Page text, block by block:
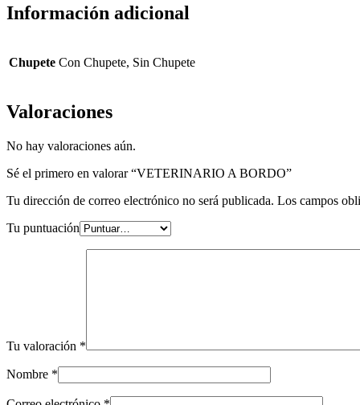
Información adicional
Chupete Con Chupete, Sin Chupete
Valoraciones
No hay valoraciones aún.
Sé el primero en valorar “VETERINARIO A BORDO”
Tu dirección de correo electrónico no será publicada. Los campos
Tu puntuación
Tu valoración *
Nombre *